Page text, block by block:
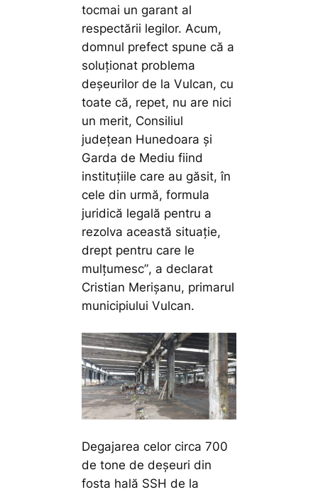
tocmai un garant al
respectării legilor. Acum,
domnul prefect spune că a
soluționat problema
deșeurilor de la Vulcan, cu
toate că, repet, nu are nici
un merit, Consiliul
județean Hunedoara și
Garda de Mediu fiind
instituțiile care au găsit, în
cele din urmă, formula
juridică legală pentru a
rezolva această situație,
drept pentru care le
mulțumesc”, a declarat
Cristian Merișanu, primarul
municipiului Vulcan.
Degajarea celor circa 700
de tone de deșeuri din
fosta hală SSH de la